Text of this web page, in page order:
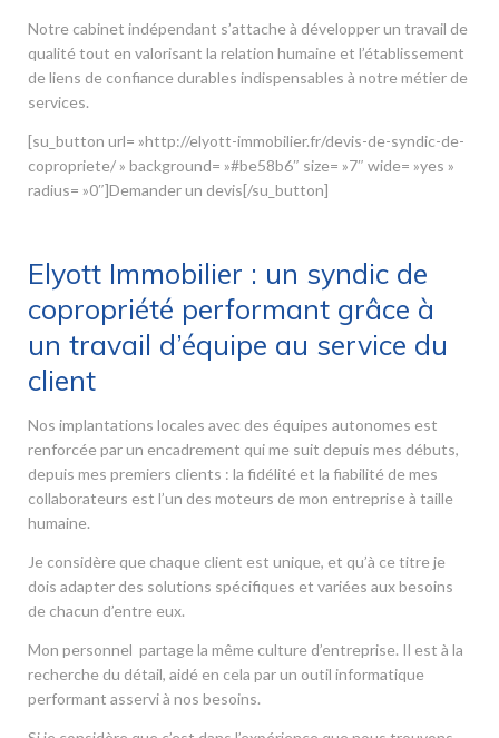
Notre cabinet indépendant s’attache à développer un travail de
qualité tout en valorisant la relation humaine et l’établissement
de liens de confiance durables indispensables à notre métier de
services.
[su_button url= »http://elyott-immobilier.fr/devis-de-syndic-de-
copropriete/ » background= »#be58b6″ size= »7″ wide= »yes »
radius= »0″]Demander un devis[/su_button]
Elyott Immobilier : un syndic de
copropriété performant grâce à
un travail d’équipe au service du
client
Nos implantations locales avec des équipes autonomes est
renforcée par un encadrement qui me suit depuis mes débuts,
depuis mes premiers clients : la fidélité et la fiabilité de mes
collaborateurs est l’un des moteurs de mon entreprise à taille
humaine.
Je considère que chaque client est unique, et qu’à ce titre je
dois adapter des solutions spécifiques et variées aux besoins
de chacun d’entre eux.
Mon personnel partage la même culture d’entreprise. Il est à la
recherche du détail, aidé en cela par un outil informatique
performant asservi à nos besoins.